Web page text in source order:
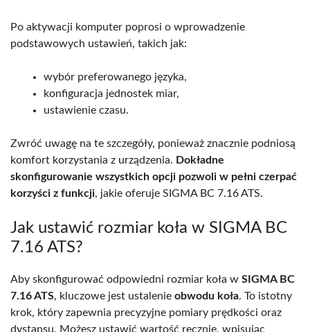
Po aktywacji komputer poprosi o wprowadzenie
podstawowych ustawień, takich jak:
wybór preferowanego języka,
konfiguracja jednostek miar,
ustawienie czasu.
Zwróć uwagę na te szczegóły, ponieważ znacznie podniosą
komfort korzystania z urządzenia. Dokładne
skonfigurowanie wszystkich opcji pozwoli w pełni czerpać
korzyści z funkcji, jakie oferuje SIGMA BC 7.16 ATS.
Jak ustawić rozmiar koła w SIGMA BC
7.16 ATS?
Aby skonfigurować odpowiedni rozmiar koła w SIGMA BC
7.16 ATS, kluczowe jest ustalenie obwodu koła. To istotny
krok, który zapewnia precyzyjne pomiary prędkości oraz
dystansu. Możesz ustawić wartość ręcznie, wpisując